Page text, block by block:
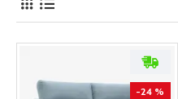
-24 %